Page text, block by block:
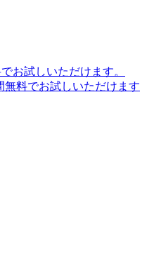
お試しいただけます。
無料でお試しいただけます